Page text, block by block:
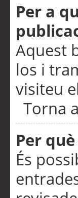
Per a
Aquest
los i
visiteu
Torna
Per
És